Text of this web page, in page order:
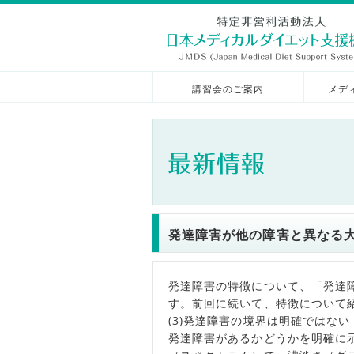
講習会のご案内 メデ
発達障害が他の障害と異なる
発達障害の特徴について、「発達
す。前回に続いて、特徴について
(3)発達障害の境界は明確ではない
発達障害があるかどうかを明確に